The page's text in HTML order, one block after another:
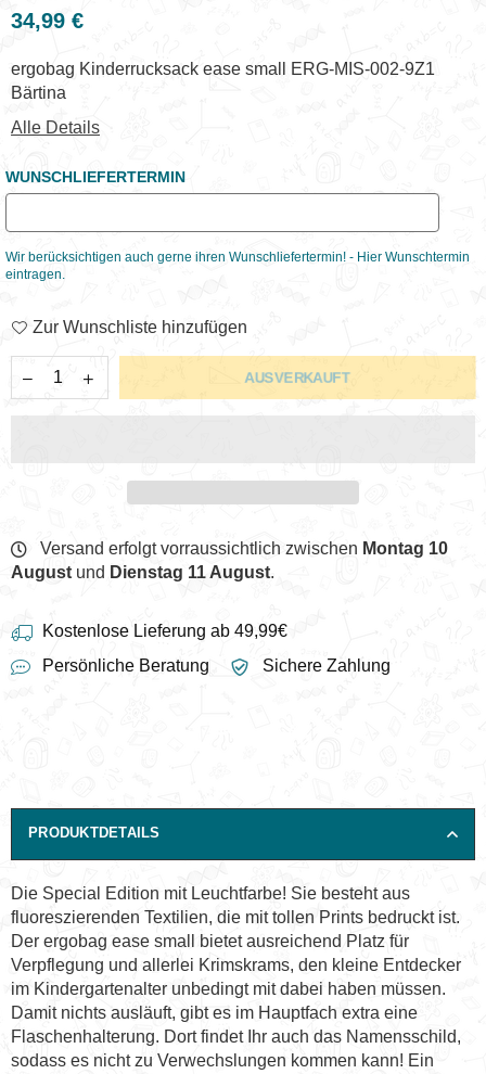
Normaler
34,99 €
ergobag Kinderrucksack ease small ERG-MIS-002-9Z1
Bärtina
Alle Details
WUNSCHLIEFERTERMIN
Wir berücksichtigen auch gerne ihren Wunschliefertermin! - Hier Wunschtermin
eintragen.
Zur Wunschliste hinzufügen
AUSVERKAUFT
Versand erfolgt vorraussichtlich zwischen Montag 10
August und Dienstag 11 August.
Kostenlose Lieferung ab 49,99€
Persönliche Beratung
Sichere Zahlung
PRODUKTDETAILS
Die Special Edition mit Leuchtfarbe! Sie besteht aus
fluoreszierenden Textilien, die mit tollen Prints bedruckt ist.
Der ergobag ease small bietet ausreichend Platz für
Verpflegung und allerlei Krimskrams, den kleine Entdecker
im Kindergartenalter unbedingt mit dabei haben müssen.
Damit nichts ausläuft, gibt es im Hauptfach extra eine
Flaschenhalterung. Dort findet Ihr auch das Namensschild,
sodass es nicht zu Verwechslungen kommen kann! Ein